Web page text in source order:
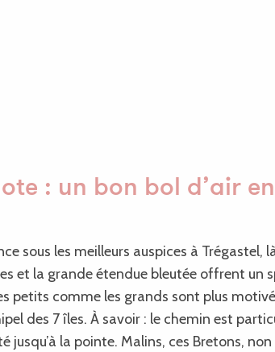
: un bon bol d’air
sous les meilleurs auspices à Trégastel,
et la grande étendue bleutée offrent un
petits comme les grands sont plus
des 7 îles. À savoir : le chemin est
la pointe. Malins, ces Bretons, non